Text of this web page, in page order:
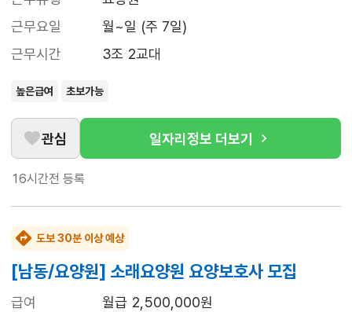
근무요일
월~일 (주 7일)
근무시간
3조 2교대
높은급여 초보가능
관심 일자리정보 더보기
16시간전 등록
도보 30분 이상 예상
[남동/요양원] 소래요양원 요양보호사 모집
급여
월급 2,500,000원